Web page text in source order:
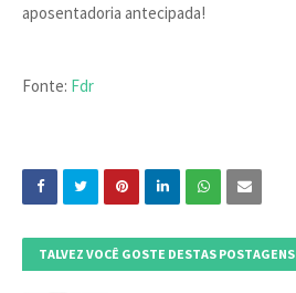
aposentadoria antecipada!
Fonte: Fdr
TALVEZ VOCÊ GOSTE DESTAS POSTAGENS